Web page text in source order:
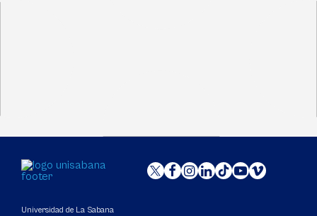
Universidad de La Sabana